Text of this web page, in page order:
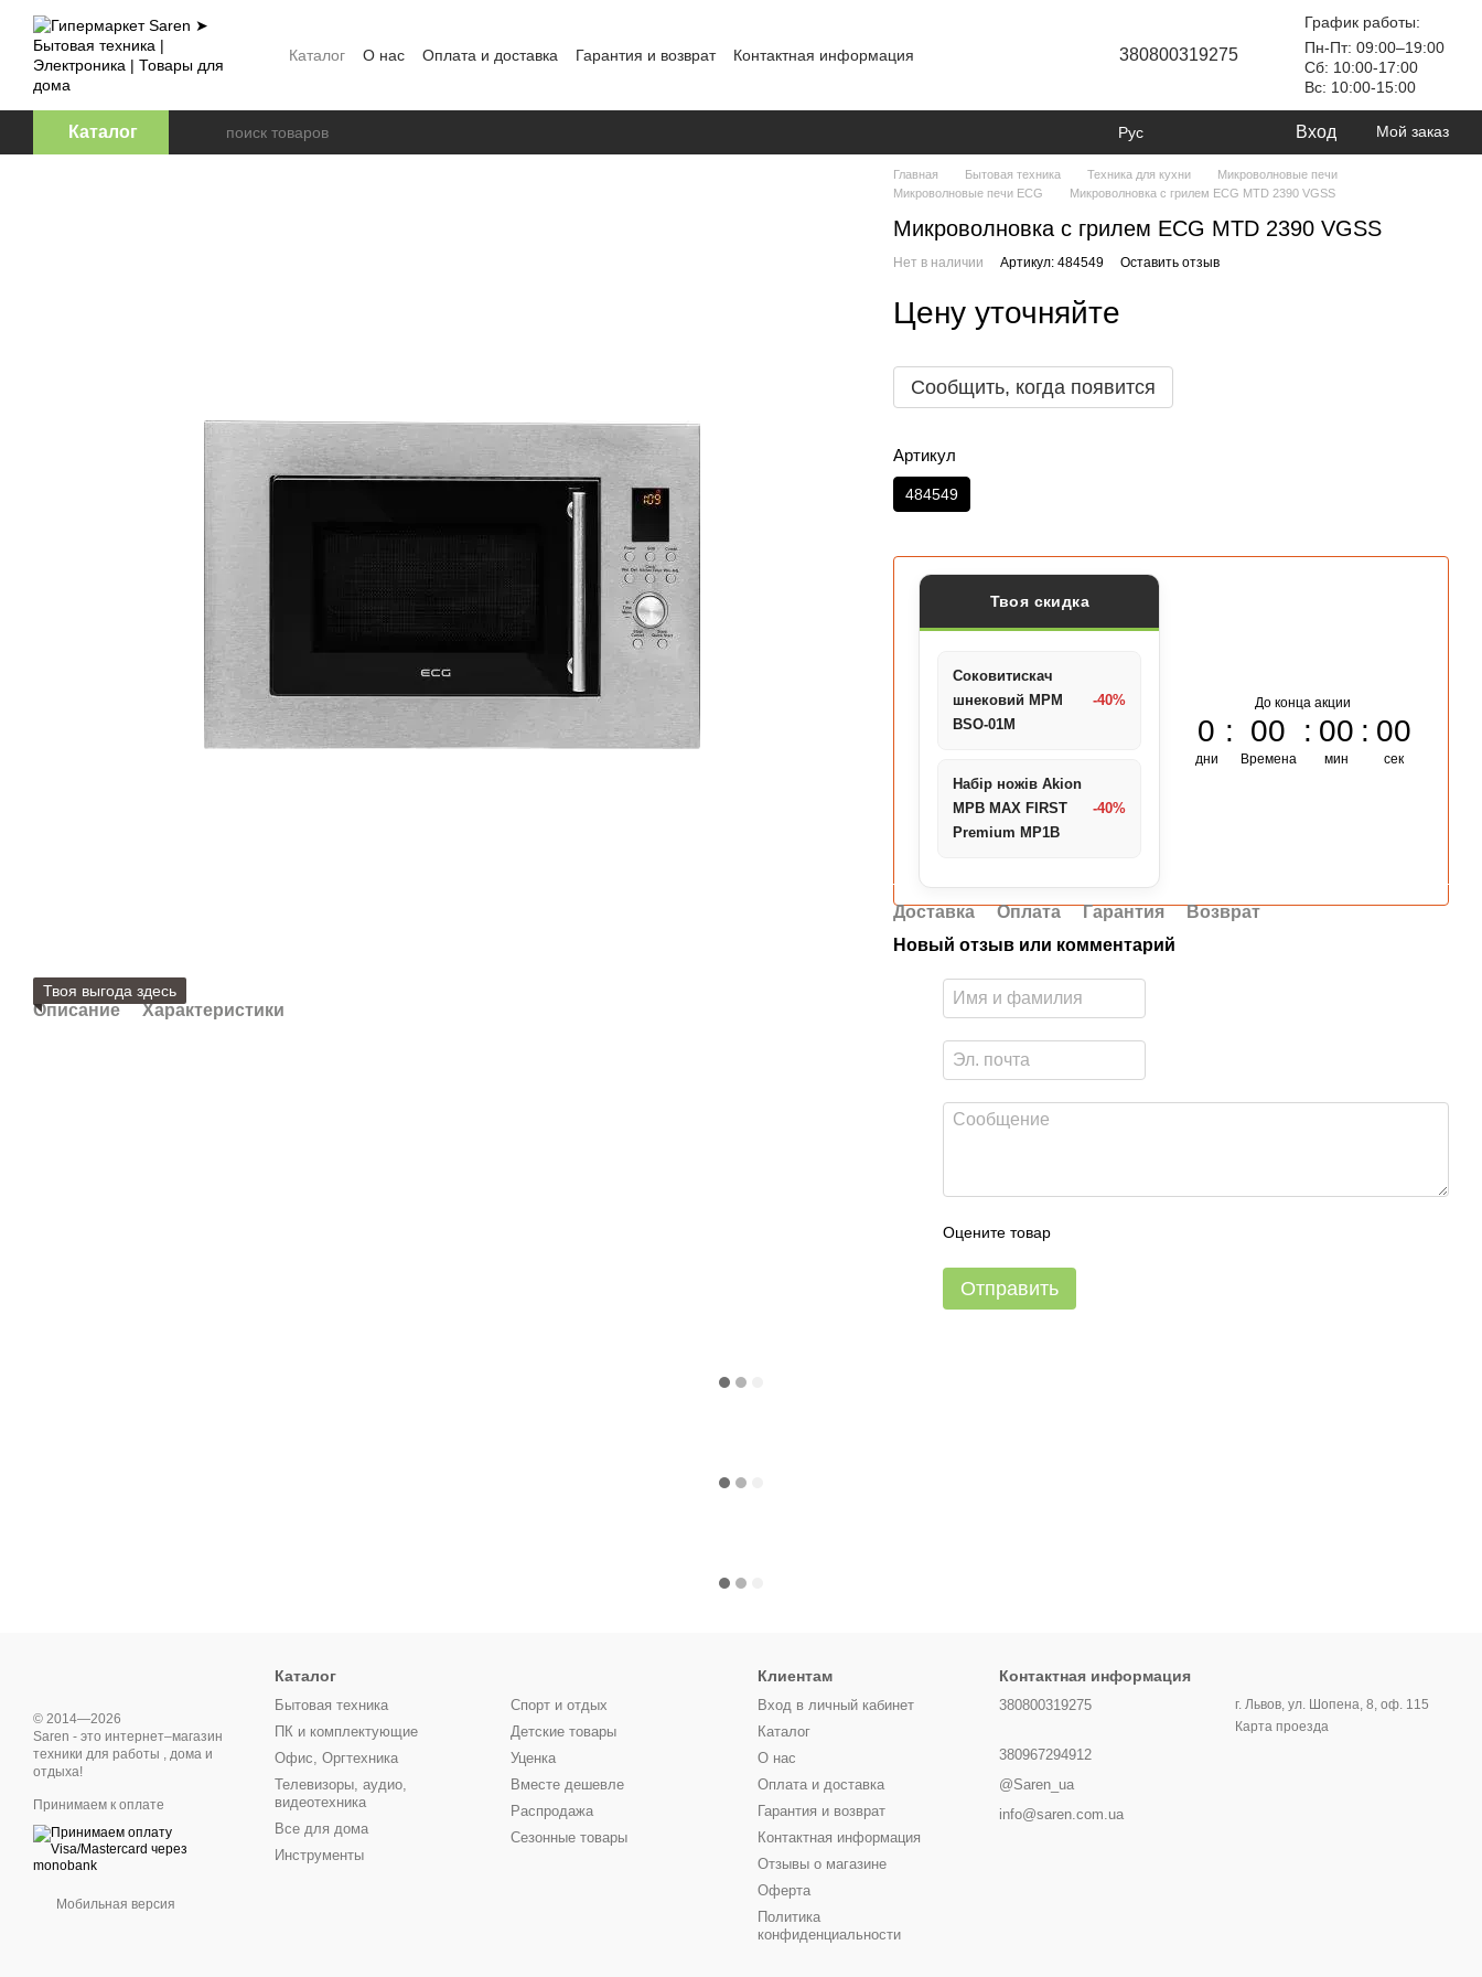
Перейти к основному контенту
Каталог О нас Оплата и доставка Гарантия и возврат
Контактная информация
380800319275
График работы:
Пн-Пт: 09:00–19:00
Сб: 10:00-17:00
Вс: 10:00-15:00
Каталог Рус Вход Мой заказ
Твоя выгода здесь
Описание Характеристики
Главная Бытовая техника Техника для кухни
Микроволновые печи
Микроволновые печи ECG
Микроволновка с грилем ECG MTD 2390 VGSS
Микроволновка с грилем ECG MTD 2390 VGSS
Нет в наличии Артикул: 484549 Оставить отзыв
Цену уточняйте
Сообщить, когда появится
Артикул
484549
Твоя скидка
Соковитискач
шнековий MPM
BSO-01M
-40%
Набір ножів Akion
MPB MAX FIRST
Premium MP1B
-40%
До конца акции
0
дни
00
Времена
00
мин
00
сек
Доставка Оплата Гарантия
Возврат
Новый отзыв или комментарий
Оцените товар
Отправить
© 2014—2026
Saren - это интернет–магазин
техники для работы , дома и
отдыха!
Принимаем к оплате
Мобильная версия
Каталог
Бытовая техника
ПК и комплектующие
Офис, Оргтехника
Телевизоры, аудио,
видеотехника
Все для дома
Инструменты
Спорт и отдых
Детские товары
Уценка
Вместе дешевле
Распродажа
Сезонные товары
Клиентам
Вход в личный кабинет
Каталог
О нас
Оплата и доставка
Гарантия и возврат
Контактная информация
Отзывы о магазине
Оферта
Политика
конфиденциальности
Контактная информация
380800319275
380967294912
@Saren_ua
info@saren.com.ua
г. Львов, ул. Шопена, 8, оф. 115
Карта проезда